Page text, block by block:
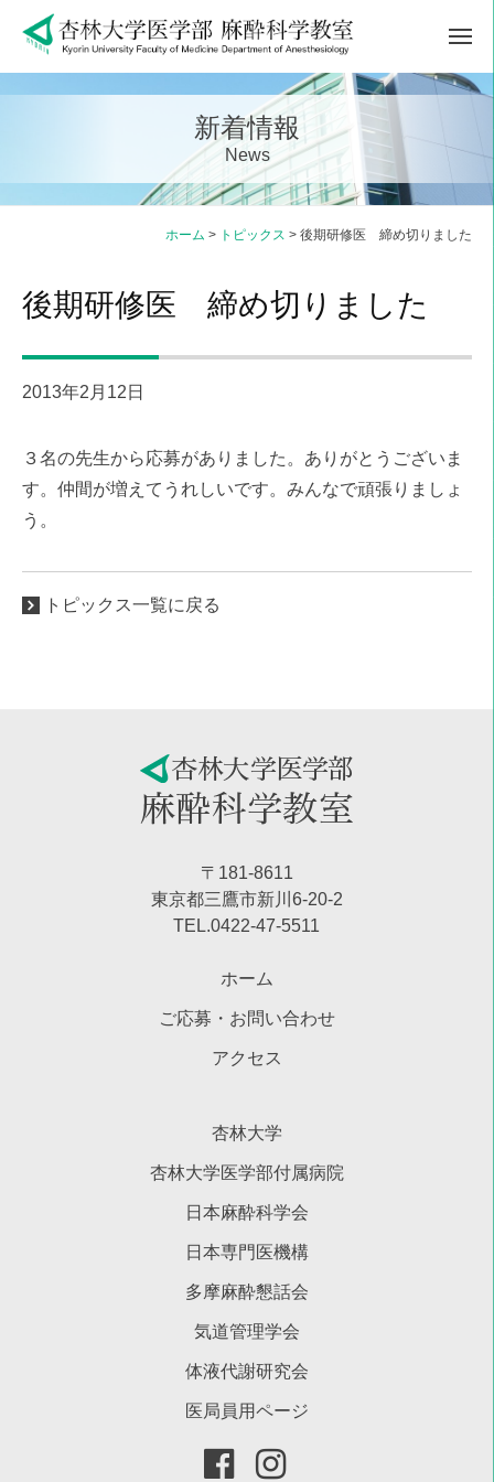
テ
メ
ュ
新着情報
News
ホーム > トピックス > 後期研修医 締め切りました
後期研修医 締め切りました
2013年2月12日
３名の先生から応募がありました。ありがとうございま
す。仲間が増えてうれしいです。みんなで頑張りましょ
う。
トピックス一覧に戻る
〒181-8611
東京都三鷹市新川6-20-2
TEL.0422-47-5511
ホーム
ご応募・お問い合わせ
アクセス
杏林大学
杏林大学医学部付属病院
日本麻酔科学会
日本専門医機構
多摩麻酔懇話会
気道管理学会
体液代謝研究会
医局員用ページ
ー